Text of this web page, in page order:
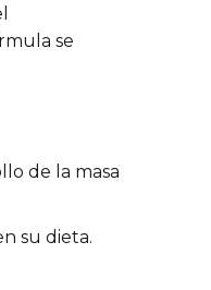
se
de la masa
su dieta.